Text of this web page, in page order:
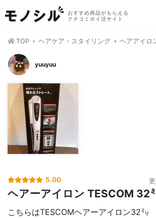
おすすめ商品がもらえる
クチコミポイ活サイト
TOP ヘアケア・スタイリング ヘアアイロ
yuuyuu
5.00
ヘアーアイロン TESCOM 32
こちらはTESCOMヘアーアイロン32㍉